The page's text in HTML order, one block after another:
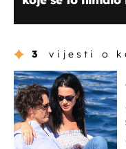
3 vijesti o